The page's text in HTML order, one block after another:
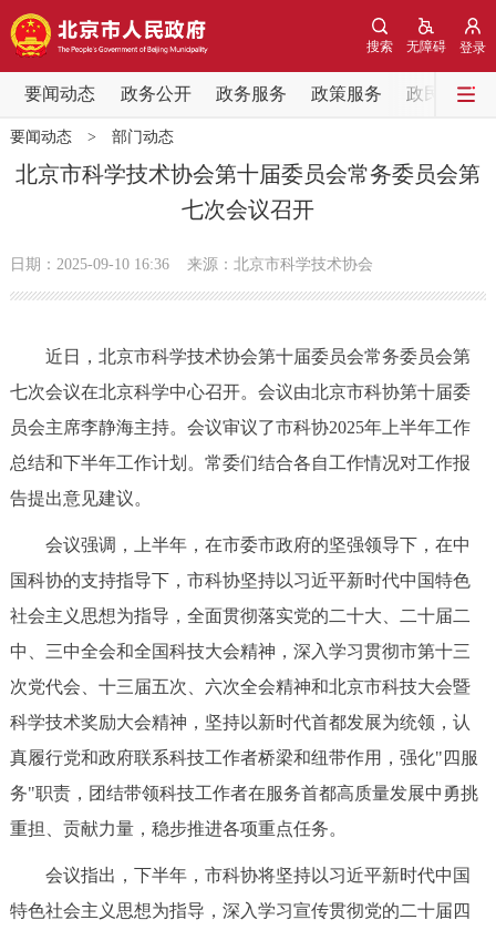
登录
无障碍
搜索
要闻动态 政务公开 政务服务 政策服务 政民互动
要闻动态
党中央精神
会议信息
市领导 机构职能 政策服务
政策兑现 政策解读 回应关切
政务服务
中介服务 阳光政务
政民互动
12345网上接诉即办 我要咨询 我要建议
要闻动态> 部门动态
北京市科学技术协会第十届委员会常务委员会第
七次会议召开
日期：2025-09-10 16:36 来源：北京市科学技术协会
近日，北京市科学技术协会第十届委员会常务委员会第
七次会议在北京科学中心召开。会议由北京市科协第十届委
员会主席李静海主持。会议审议了市科协2025年上半年工作
总结和下半年工作计划。常委们结合各自工作情况对工作报
告提出意见建议。
会议强调，上半年，在市委市政府的坚强领导下，在中
国科协的支持指导下，市科协坚持以习近平新时代中国特色
社会主义思想为指导，全面贯彻落实党的二十大、二十届二
中、三中全会和全国科技大会精神，深入学习贯彻市第十三
次党代会、十三届五次、六次全会精神和北京市科技大会暨
科学技术奖励大会精神，坚持以新时代首都发展为统领，认
真履行党和政府联系科技工作者桥梁和纽带作用，强化"四服
务"职责，团结带领科技工作者在服务首都高质量发展中勇挑
重担、贡献力量，稳步推进各项重点任务。
会议指出，下半年，市科协将坚持以习近平新时代中国
特色社会主义思想为指导，深入学习宣传贯彻党的二十届四